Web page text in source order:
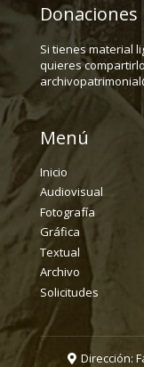
Donaciones
Si tienes material
quieres
Menú
Inicio
Audiovisual
Fotografía
Gráfica
Textual
Archivo
Solicitudes
Dirección: